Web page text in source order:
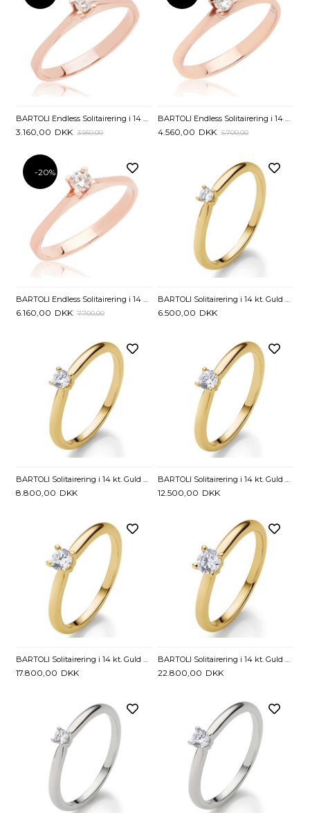
BARTOLI Endless Solitairering i 14 kt. Rosaguld med Diamant - 0,05 ct.
3.160,00 DKK 3.950,00
BARTOLI Endless Solitairering i 14 kt. Rosaguld med Diamant - 0,10 ct.
4.560,00 DKK 5.700,00
-20%
6.160,00 DKK 7.700,00 6.500,00 DKK
8.800,00 DKK 12.500,00 DKK
BARTOLI Solitairering i 14 kt. Guld med Diamant - 0,20 ct.
17.800,00 DKK
BARTOLI Solitairering i 14 kt. Guld med Diamant - 0,25 ct
22.800,00 DKK